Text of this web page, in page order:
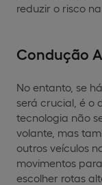
reduzir o risco
Condução
No entanto, se
será crucial, é o
tecnologia não
volante, mas
outros veículos
movimentos
escolher rotas